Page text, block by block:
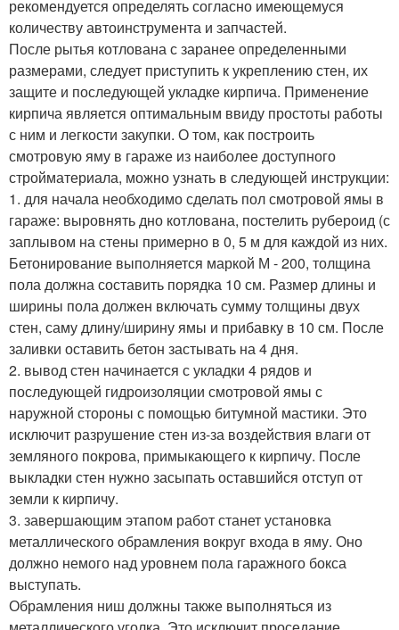
рекомендуется определять согласно имеющемуся
количеству автоинструмента и запчастей.
После рытья котлована с заранее определенными
размерами, следует приступить к укреплению стен, их
защите и последующей укладке кирпича. Применение
кирпича является оптимальным ввиду простоты работы
с ним и легкости закупки. О том, как построить
смотровую яму в гараже из наиболее доступного
стройматериала, можно узнать в следующей инструкции:
1. для начала необходимо сделать пол смотровой ямы в
гараже: выровнять дно котлована, постелить рубероид (с
заплывом на стены примерно в 0, 5 м для каждой из них.
Бетонирование выполняется маркой М - 200, толщина
пола должна составить порядка 10 см. Размер длины и
ширины пола должен включать сумму толщины двух
стен, саму длину/ширину ямы и прибавку в 10 см. После
заливки оставить бетон застывать на 4 дня.
2. вывод стен начинается с укладки 4 рядов и
последующей гидроизоляции смотровой ямы с
наружной стороны с помощью битумной мастики. Это
исключит разрушение стен из-за воздействия влаги от
земляного покрова, примыкающего к кирпичу. После
выкладки стен нужно засыпать оставшийся отступ от
земли к кирпичу.
3. завершающим этапом работ станет установка
металлического обрамления вокруг входа в яму. Оно
должно немого над уровнем пола гаражного бокса
выступать.
Обрамления ниш должны также выполняться из